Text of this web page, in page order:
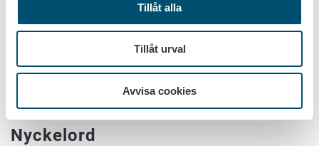
Tillåt alla
Tillåt urval
Avvisa cookies
Prenumerera på meddelanden
Nyckelord